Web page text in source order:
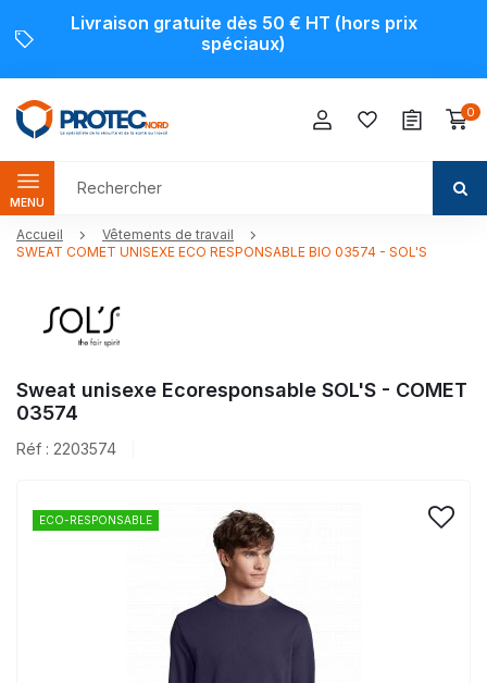
Livraison gratuite dès 50 € HT (hors prix
spéciaux)
0
MENU
Accueil
Vêtements de travail
SWEAT COMET UNISEXE ECO RESPONSABLE BIO 03574 - SOL'S
Sweat unisexe Ecoresponsable SOL'S - COMET
03574
Réf : 2203574
ECO-RESPONSABLE